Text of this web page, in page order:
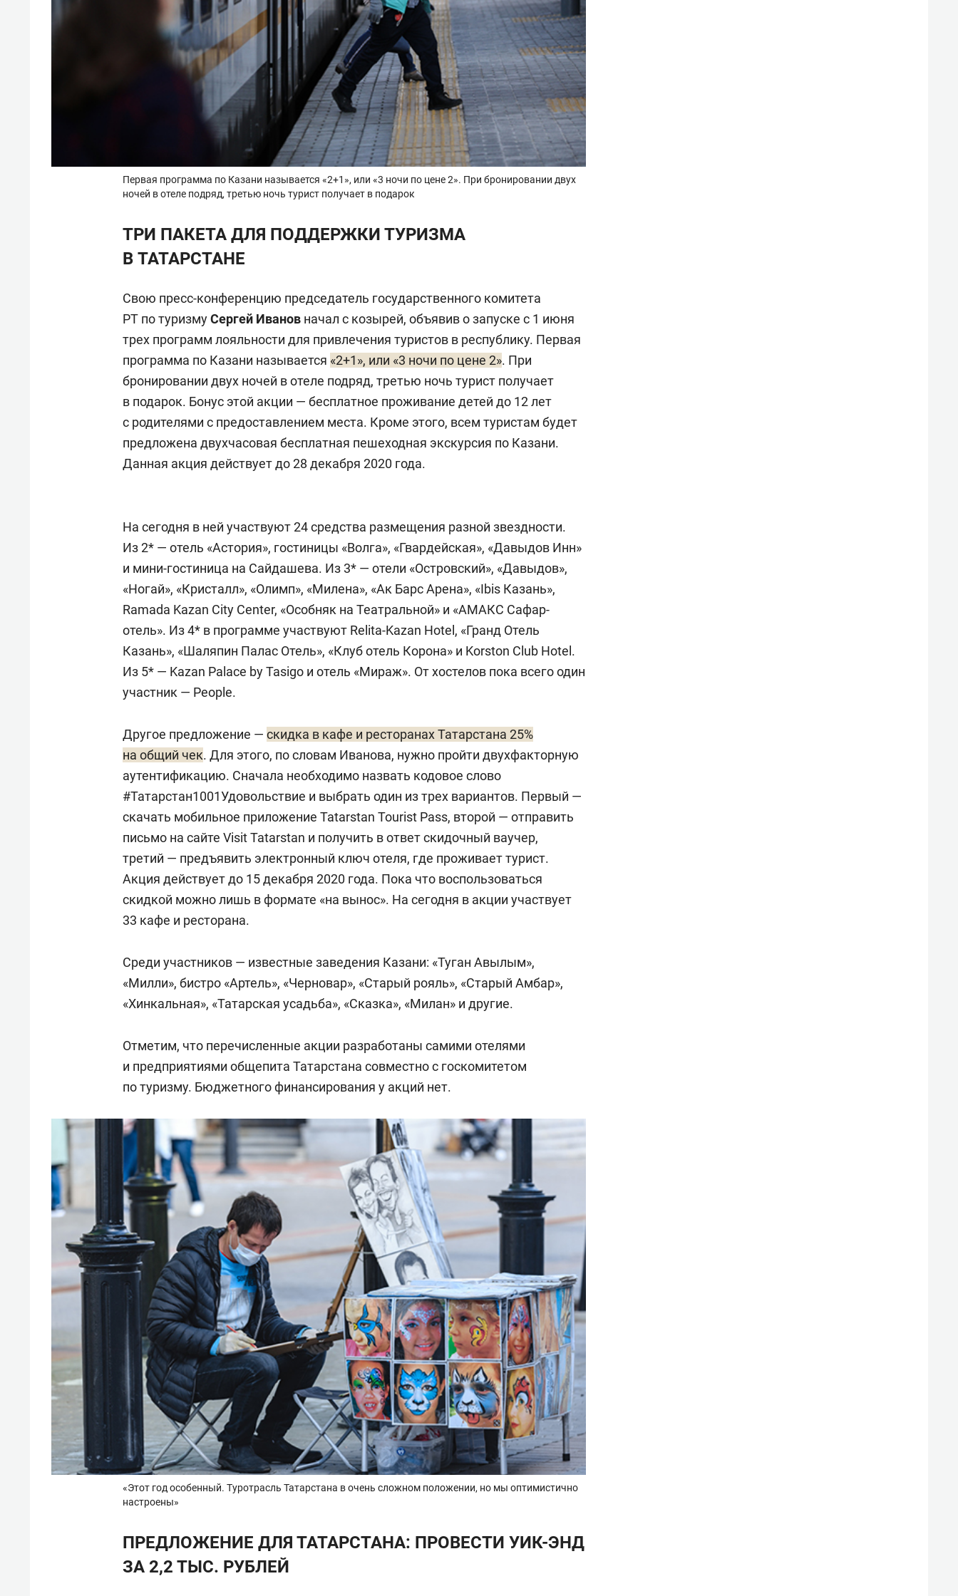
Первая программа по Казани называется «2+1», или «3 ночи по цене 2». При бронировании двух
ночей в отеле подряд, третью ночь турист получает в подарок
ТРИ ПАКЕТА ДЛЯ ПОДДЕРЖКИ ТУРИЗМА
В ТАТАРСТАНЕ
Свою пресс-конференцию председатель государственного комитета
РТ по туризмуСергей Иванов начал с козырей, объявив о запуске с 1 июня
трех программ лояльности для привлечения туристов в республику. Первая
программа по Казани называется «2+1», или «3 ночи по цене 2». При
бронировании двух ночей в отеле подряд, третью ночь турист получает
в подарок. Бонус этой акции — бесплатное проживание детей до 12 лет
с родителями с предоставлением места. Кроме этого, всем туристам будет
предложена двухчасовая бесплатная пешеходная экскурсия по Казани.
Данная акция действует до 28 декабря 2020 года.
На сегодня в ней участвуют 24 средства размещения разной звездности.
Из 2* — отель «Астория», гостиницы «Волга», «Гвардейская», «Давыдов Инн»
и мини-гостиница на Сайдашева. Из 3* — отели «Островский», «Давыдов»,
«Ногай», «Кристалл», «Олимп», «Милена», «Ак Барс Арена», «Ibis Казань»,
Ramada Kazan City Center, «Особняк на Театральной» и «АМАКС Сафар-
отель». Из 4* в программе участвуют Relita-Kazan Hotel, «Гранд Отель
Казань», «Шаляпин Палас Отель», «Клуб отель Корона» и Korston Club Hotel.
Из 5* — Kazan Palace by Tasigo и отель «Мираж». От хостелов пока всего один
участник — People.
Другое предложение — скидка в кафе и ресторанах Татарстана 25%
на общий чек. Для этого, по словам Иванова, нужно пройти двухфакторную
аутентификацию. Сначала необходимо назвать кодовое слово
#Татарстан1001Удовольствие и выбрать один из трех вариантов. Первый —
скачать мобильное приложение Tatarstan Tourist Pass, второй — отправить
письмо на сайте Visit Tatarstan и получить в ответ скидочный ваучер,
третий — предъявить электронный ключ отеля, где проживает турист.
Акция действует до 15 декабря 2020 года. Пока что воспользоваться
скидкой можно лишь в формате «на вынос». На сегодня в акции участвует
33 кафе и ресторана.
Среди участников — известные заведения Казани: «Туган Авылым»,
«Милли», бистро «Артель», «Черновар», «Старый рояль», «Старый Амбар»,
«Хинкальная», «Татарская усадьба», «Сказка», «Милан» и другие.
Отметим, что перечисленные акции разработаны самими отелями
и предприятиями общепита Татарстана совместно с госкомитетом
по туризму. Бюджетного финансирования у акций нет.
«Этот год особенный. Туротрасль Татарстана в очень сложном положении, но мы оптимистично
настроены»
ПРЕДЛОЖЕНИЕ ДЛЯ ТАТАРСТАНА: ПРОВЕСТИ УИК-ЭНД
ЗА 2,2 ТЫС. РУБЛЕЙ